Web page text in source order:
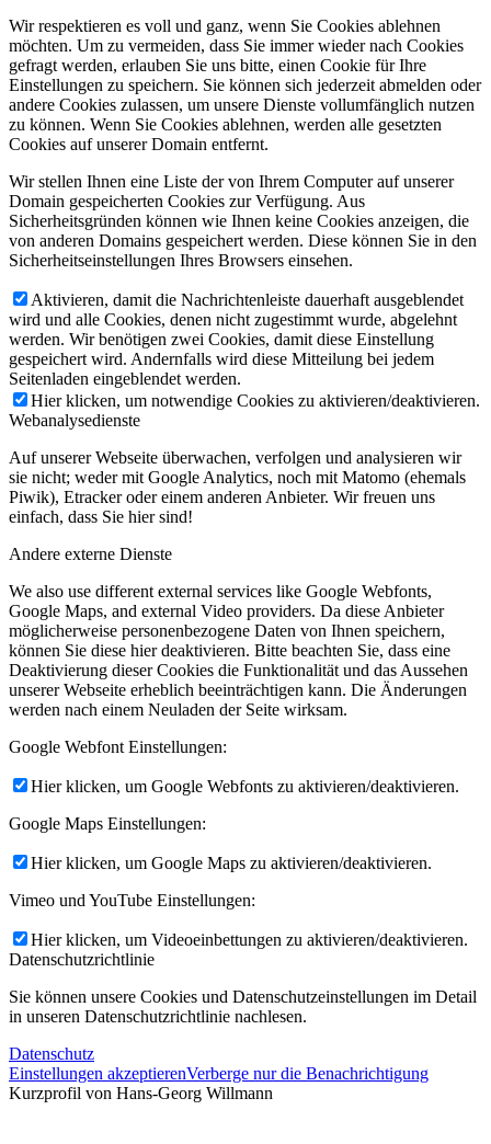
Wir respektieren es voll und ganz, wenn Sie Cookies ablehnen
möchten. Um zu vermeiden, dass Sie immer wieder nach Cookies
gefragt werden, erlauben Sie uns bitte, einen Cookie für Ihre
Einstellungen zu speichern. Sie können sich jederzeit abmelden oder
andere Cookies zulassen, um unsere Dienste vollumfänglich nutzen
zu können. Wenn Sie Cookies ablehnen, werden alle gesetzten
Cookies auf unserer Domain entfernt.
Wir stellen Ihnen eine Liste der von Ihrem Computer auf unserer
Domain gespeicherten Cookies zur Verfügung. Aus
Sicherheitsgründen können wie Ihnen keine Cookies anzeigen, die
von anderen Domains gespeichert werden. Diese können Sie in den
Sicherheitseinstellungen Ihres Browsers einsehen.
Aktivieren, damit die Nachrichtenleiste dauerhaft ausgeblendet
wird und alle Cookies, denen nicht zugestimmt wurde, abgelehnt
werden. Wir benötigen zwei Cookies, damit diese Einstellung
gespeichert wird. Andernfalls wird diese Mitteilung bei jedem
Seitenladen eingeblendet werden.
Hier klicken, um notwendige Cookies zu aktivieren/deaktivieren.
Webanalysedienste
Auf unserer Webseite überwachen, verfolgen und analysieren wir
sie nicht; weder mit Google Analytics, noch mit Matomo (ehemals
Piwik), Etracker oder einem anderen Anbieter. Wir freuen uns
einfach, dass Sie hier sind!
Andere externe Dienste
We also use different external services like Google Webfonts,
Google Maps, and external Video providers. Da diese Anbieter
möglicherweise personenbezogene Daten von Ihnen speichern,
können Sie diese hier deaktivieren. Bitte beachten Sie, dass eine
Deaktivierung dieser Cookies die Funktionalität und das Aussehen
unserer Webseite erheblich beeinträchtigen kann. Die Änderungen
werden nach einem Neuladen der Seite wirksam.
Google Webfont Einstellungen:
Hier klicken, um Google Webfonts zu aktivieren/deaktivieren.
Google Maps Einstellungen:
Hier klicken, um Google Maps zu aktivieren/deaktivieren.
Vimeo und YouTube Einstellungen:
Hier klicken, um Videoeinbettungen zu aktivieren/deaktivieren.
Datenschutzrichtlinie
Sie können unsere Cookies und Datenschutzeinstellungen im Detail
in unseren Datenschutzrichtlinie nachlesen.
Datenschutz
Einstellungen akzeptierenVerberge nur die Benachrichtigung
Kurzprofil von Hans-Georg Willmann